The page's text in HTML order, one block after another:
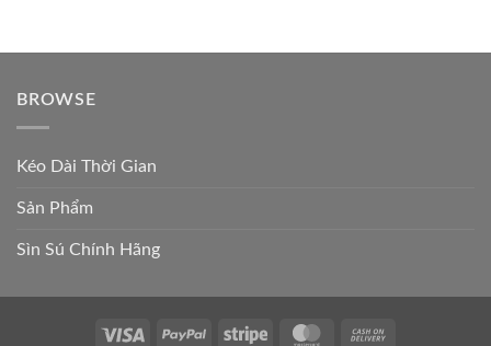
BROWSE
Kéo Dài Thời Gian
Sản Phẩm
Sìn Sú Chính Hãng
Visa PayPal Stripe MasterCard